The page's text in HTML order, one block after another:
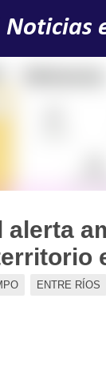
Noticias
alerta
ENTRE RÍOS